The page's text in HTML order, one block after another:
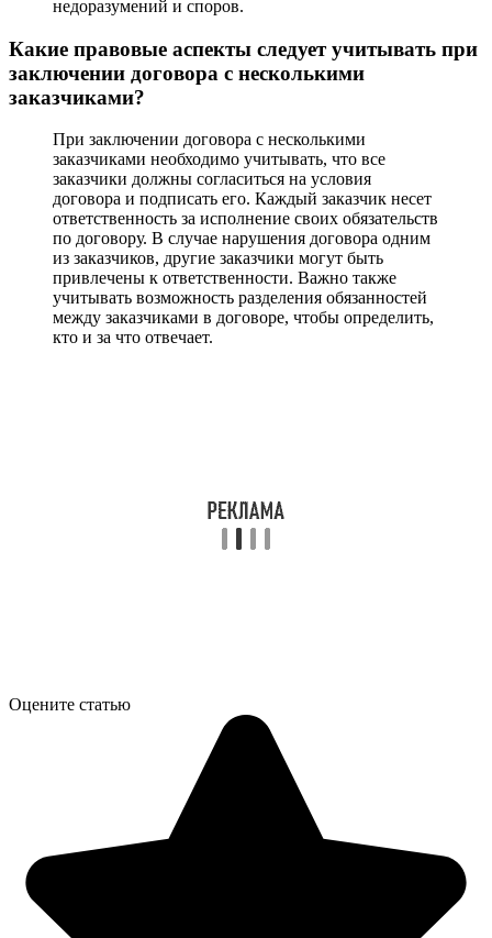
недоразумений и споров.
Какие правовые аспекты следует учитывать при
заключении договора с несколькими
заказчиками?
При заключении договора с несколькими
заказчиками необходимо учитывать, что все
заказчики должны согласиться на условия
договора и подписать его. Каждый заказчик несет
ответственность за исполнение своих обязательств
по договору. В случае нарушения договора одним
из заказчиков, другие заказчики могут быть
привлечены к ответственности. Важно также
учитывать возможность разделения обязанностей
между заказчиками в договоре, чтобы определить,
кто и за что отвечает.
Оцените статью